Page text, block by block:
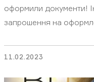
оформили документи!
запрошення на
11.02.2023